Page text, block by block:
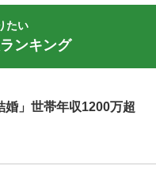
たい
ンキング
婚」世帯年収1200万超